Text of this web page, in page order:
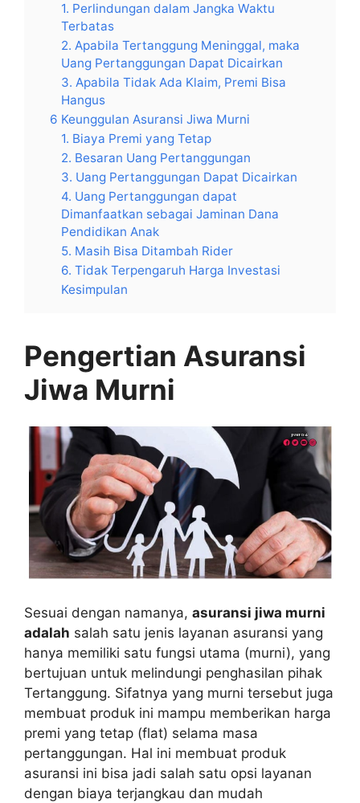
1. Perlindungan dalam Jangka Waktu
Terbatas
2. Apabila Tertanggung Meninggal, maka
Uang Pertanggungan Dapat Dicairkan
3. Apabila Tidak Ada Klaim, Premi Bisa
Hangus
6 Keunggulan Asuransi Jiwa Murni
1. Biaya Premi yang Tetap
2. Besaran Uang Pertanggungan
3. Uang Pertanggungan Dapat Dicairkan
4. Uang Pertanggungan dapat
Dimanfaatkan sebagai Jaminan Dana
Pendidikan Anak
5. Masih Bisa Ditambah Rider
6. Tidak Terpengaruh Harga Investasi
Kesimpulan
Pengertian Asuransi
Jiwa Murni
Sesuai dengan namanya, asuransi jiwa murni
adalah salah satu jenis layanan asuransi yang
hanya memiliki satu fungsi utama (murni), yang
bertujuan untuk melindungi penghasilan pihak
Tertanggung. Sifatnya yang murni tersebut juga
membuat produk ini mampu memberikan harga
premi yang tetap (flat) selama masa
pertanggungan. Hal ini membuat produk
asuransi ini bisa jadi salah satu opsi layanan
dengan biaya terjangkau dan mudah